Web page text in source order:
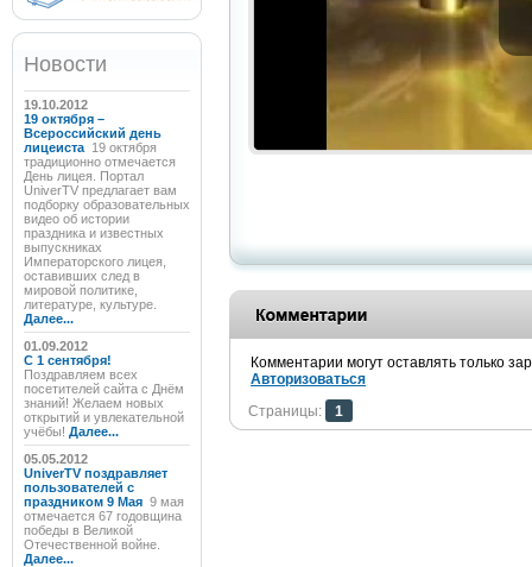
Новости
19.10.2012
19 октября –
Всероссийский день
лицеиста 19 октября
традиционно отмечается
День лицея. Портал
UniverTV предлагает вам
подборку образовательных
видео об истории
праздника и известных
выпускниках
Императорского лицея,
оставивших след в
мировой политике,
литературе, культуре.
Далее...
01.09.2012
C 1 сентября!
Поздравляем всех
посетителей сайта с Днём
знаний! Желаем новых
открытий и увлекательной
учёбы! Далее...
05.05.2012
UniverTV поздравляет
пользователей с
праздником 9 Мая 9 мая
отмечается 67 годовщина
победы в Великой
Отечественной войне.
Далее...
Комментарии могут оставлять только
Авторизоваться
Страницы:
1